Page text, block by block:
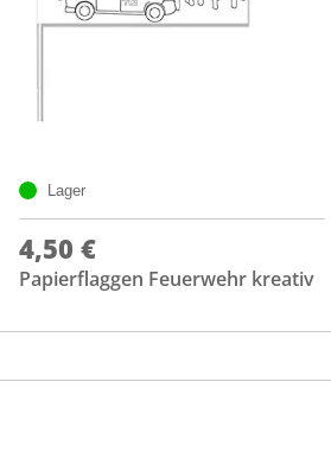
Lager
4,50 €
Papierflaggen Feuerwehr kreativ